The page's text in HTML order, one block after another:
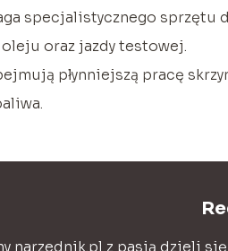
specjalistycznego sprzętu
oraz jazdy testowej.
płynniejszą pracę
narzednik.pl z pasją dzieli